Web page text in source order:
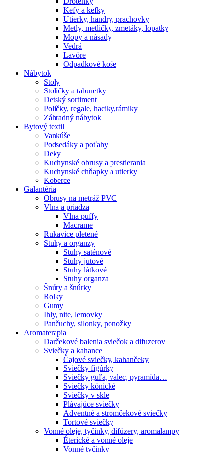
Kefy a kefky
Utierky, handry, prachovky
Metly, metličky, zmetáky, lopatky
Mopy a násady
Vedrá
Lavóre
Odpadkové koše
Nábytok
Stoly
Stoličky a taburetky
Detský sortiment
Poličky, regale, haciky,rámiky
Záhradný nábytok
Bytový textil
Vankúše
Podsedáky a poťahy
Deky
Kuchynské obrusy a prestierania
Kuchynské chňapky a utierky
Koberce
Galantéria
Obrusy na metráž PVC
Vlna a priadza
Vlna puffy
Macrame
Rukavice pletené
Stuhy a organzy
Stuhy saténové
Stuhy jutové
Stuhy látkové
Stuhy organza
Šnúry a šnúrky
Rolky
Gumy
Ihly, nite, lemovky
Pančuchy, silonky, ponožky
Aromaterapia
Darčekové balenia sviečok a difuzerov
Sviečky a kahance
Čajové sviečky, kahančeky
Sviečky figúrky
Sviečky guľa, valec, pyramída…
Sviečky kónické
Sviečky v skle
Plávajúce sviečky
Adventné a stromčekové sviečky
Tortové sviečky
Vonné oleje, tyčinky, difúzery, aromalampy
Éterické a vonné oleje
Vonné tyčinky